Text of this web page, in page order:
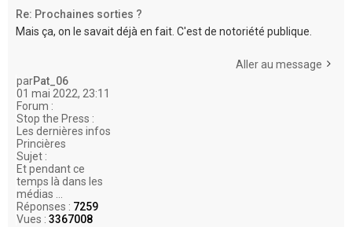
Re: Prochaines sorties ?
Mais ça, on le savait déjà en fait. C'est de notoriété publique.
Aller au message
parPat_06
01 mai 2022, 23:11
Forum :
Stop the Press :
Les dernières infos
Princières
Sujet :
Et pendant ce
temps là dans les
médias ...
Réponses : 7259
Vues : 3367008